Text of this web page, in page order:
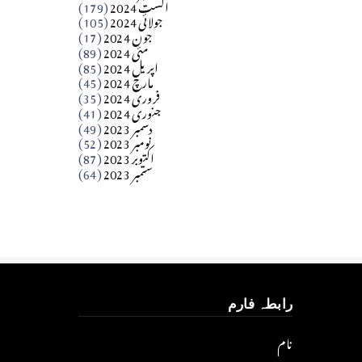
​تحریر: عاصم نواز طاہرخیلی (غازی/ہری پور)
جولائی 2024 (105) جون 2024 (17) مئی 2024 (89) اپریل 2024 (85) مارچ 2024 (45) فروری 2024 (35) جنوری 2024 (41) دسمبر 2023 (49) نومبر 2023 (52) اکتوبر 2023 (87) ستمبر 2023 (64)
رابطہ فارم
نام